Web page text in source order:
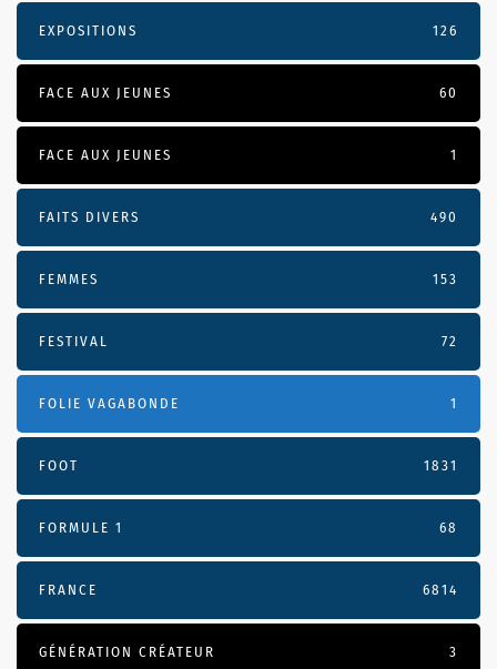
EXPOSITIONS 126
FACE AUX JEUNES 60
FACE AUX JEUNES 1
FAITS DIVERS 490
FEMMES 153
FESTIVAL 72
FOLIE VAGABONDE 1
FOOT 1831
FORMULE 1 68
FRANCE 6814
GÉNÉRATION CRÉATEUR 3